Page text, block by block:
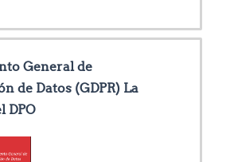
General de
de Datos (GDPR) La
DPO